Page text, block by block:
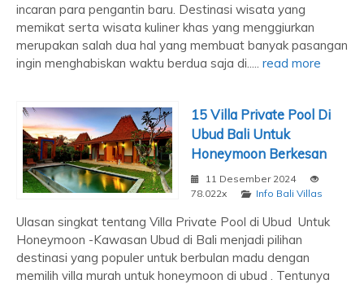
incaran para pengantin baru. Destinasi wisata yang
memikat serta wisata kuliner khas yang menggiurkan
merupakan salah dua hal yang membuat banyak pasangan
ingin menghabiskan waktu berdua saja di..... read more
15 Villa Private Pool Di
Ubud Bali Untuk
Honeymoon Berkesan
11 Desember 2024
78.022x
Info Bali Villas
Ulasan singkat tentang Villa Private Pool di Ubud Untuk
Honeymoon -Kawasan Ubud di Bali menjadi pilihan
destinasi yang populer untuk berbulan madu dengan
memilih villa murah untuk honeymoon di ubud . Tentunya